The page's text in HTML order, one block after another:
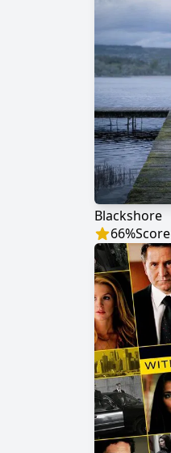
Blackshore
66%Score